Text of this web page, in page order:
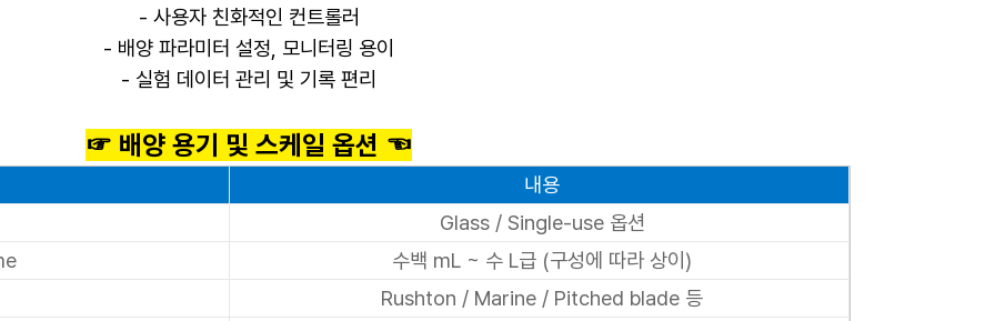
- 사용자 친화적인 컨트롤러
- 배양 파라미터 설정, 모니터링 용이
- 실험 데이터 관리 및 기록 편리
☞ 배양 용기 및 스케일 옵션 ☜
내용
Glass / Single-use 옵션
수백 mL ~ 수 L급 (구성에 따라 상이)
Rushton / Marine / Pitched blade 등